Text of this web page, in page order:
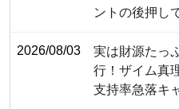
ントの後押し
2026/08/03
実は財源たっ
行！ザイム真
支持率急落キ